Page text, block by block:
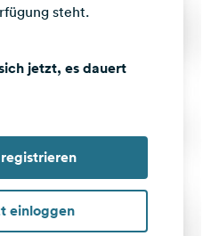
steht.
jetzt, es dauert
einloggen